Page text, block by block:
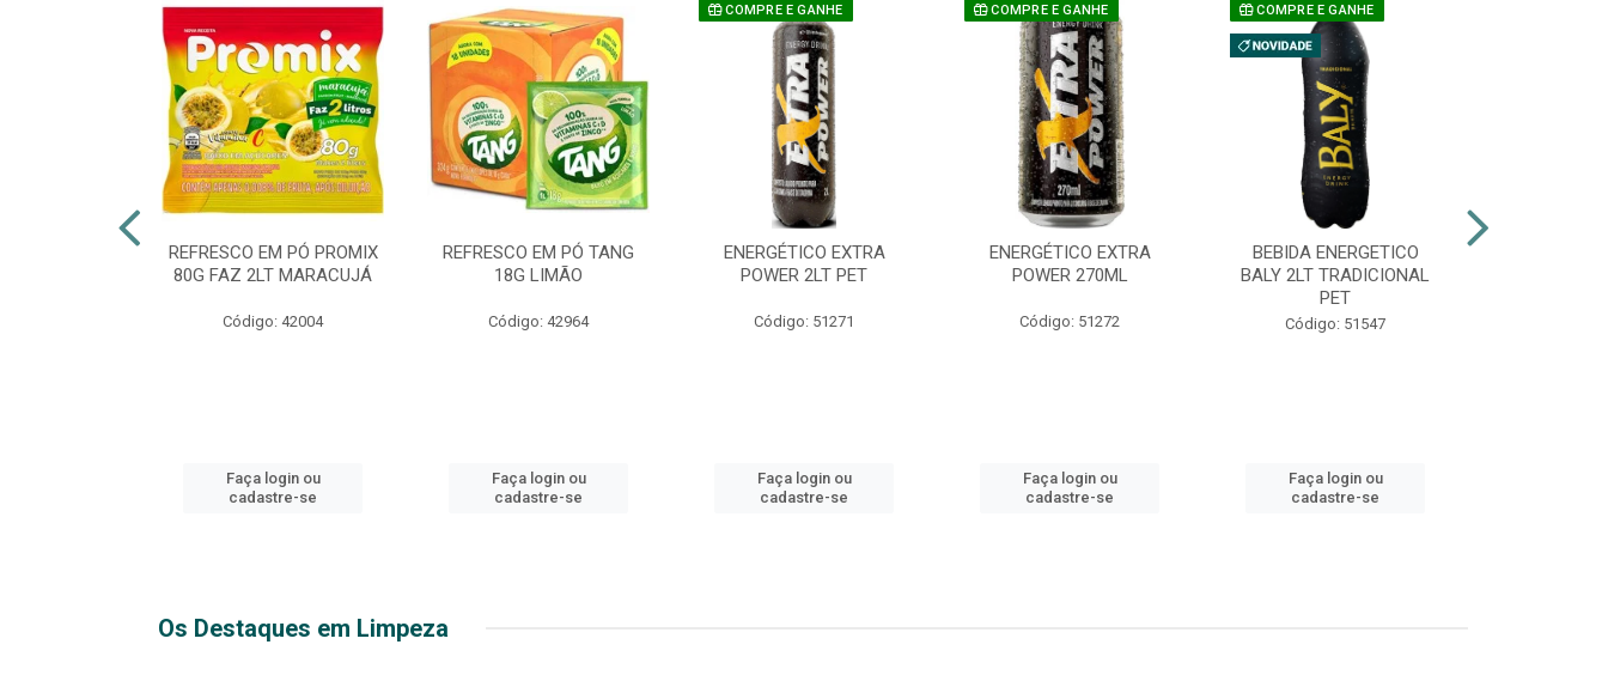
REFRESCO EM PÓ PROMIX
80G FAZ 2LT MARACUJÁ
Código: 42004
Faça login ou
cadastre-se
REFRESCO EM PÓ TANG
18G LIMÃO
Código: 42964
Faça login ou
cadastre-se
COMPRE E GANHE
ENERGÉTICO EXTRA
POWER 2LT PET
Código: 51271
Faça login ou
cadastre-se
COMPRE E GANHE
ENERGÉTICO EXTRA
POWER 270ML
Código: 51272
Faça login ou
cadastre-se
COMPRE E GANHE
BEBIDA ENERGETICO
BALY 2LT TRADICIONAL
PET
Código: 51547
Faça login ou
cadastre-se
Os Destaques em Limpeza